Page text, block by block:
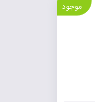
موجود